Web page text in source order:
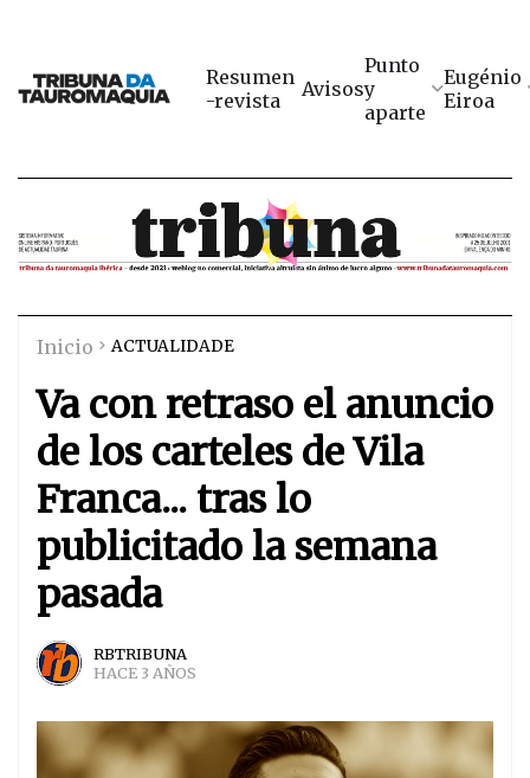
Resumen
-revista
Avisos
Punto
y
aparte
Eugénio
Eiroa
Inicio ACTUALIDADE
Va con retraso el anuncio
de los carteles de Vila
Franca... tras lo
publicitado la semana
pasada
RBTRIBUNA
HACE 3 AÑOS